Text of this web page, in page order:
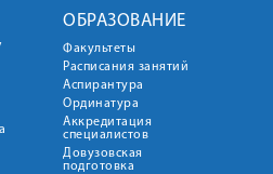
ОБРАЗОВАНИЕ
Факультеты
Расписания занятий
Аспирантура
Ординатура
Аккредитация
специалистов
Довузовская
подготовка